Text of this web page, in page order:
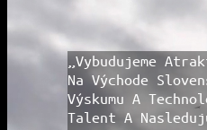
„Vybudujeme
Na Východe
Výskumu A
Talent A